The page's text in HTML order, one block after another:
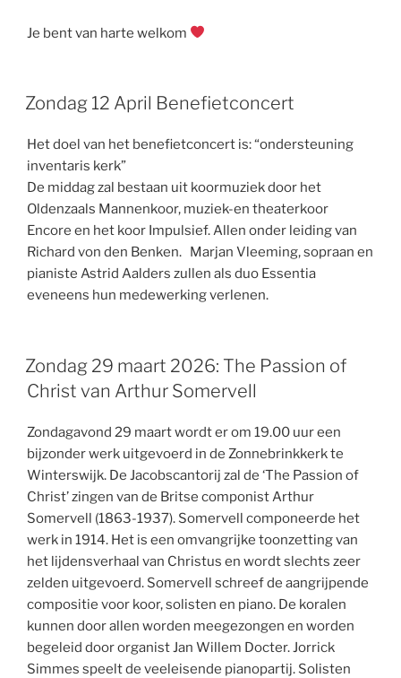
Je bent van harte welkom
Zondag 12 April Benefietconcert
Het doel van het benefietconcert is: “ondersteuning
inventaris kerk”
De middag zal bestaan uit koormuziek door het
Oldenzaals Mannenkoor, muziek-en theaterkoor
Encore en het koor Impulsief. Allen onder leiding van
Richard von den Benken. Marjan Vleeming, sopraan en
pianiste Astrid Aalders zullen als duo Essentia
eveneens hun medewerking verlenen.
Zondag 29 maart 2026: The Passion of
Christ van Arthur Somervell
Zondagavond 29 maart wordt er om 19.00 uur een
bijzonder werk uitgevoerd in de Zonnebrinkkerk te
Winterswijk. De Jacobscantorij zal de ‘The Passion of
Christ’ zingen van de Britse componist Arthur
Somervell (1863-1937). Somervell componeerde het
werk in 1914. Het is een omvangrijke toonzetting van
het lijdensverhaal van Christus en wordt slechts zeer
zelden uitgevoerd. Somervell schreef de aangrijpende
compositie voor koor, solisten en piano. De koralen
kunnen door allen worden meegezongen en worden
begeleid door organist Jan Willem Docter. Jorrick
Simmes speelt de veeleisende pianopartij. Solisten